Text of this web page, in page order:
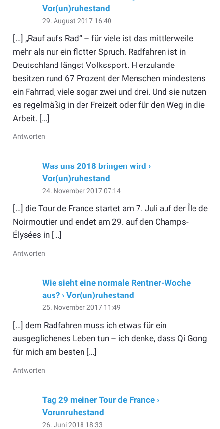
Vor(un)ruhestand
29. August 2017 16:40
[…] „Rauf aufs Rad“ – für viele ist das mittlerweile
mehr als nur ein flotter Spruch. Radfahren ist in
Deutschland längst Volkssport. Hierzulande
besitzen rund 67 Prozent der Menschen mindestens
ein Fahrrad, viele sogar zwei und drei. Und sie nutzen
es regelmäßig in der Freizeit oder für den Weg in die
Arbeit. […]
Antworten
Was uns 2018 bringen wird ›
Vor(un)ruhestand
24. November 2017 07:14
[…] die Tour de France startet am 7. Juli auf der Île de
Noirmoutier und endet am 29. auf den Champs-
Élysées in […]
Antworten
Wie sieht eine normale Rentner-Woche
aus? › Vor(un)ruhestand
25. November 2017 11:49
[…] dem Radfahren muss ich etwas für ein
ausgeglichenes Leben tun – ich denke, dass Qi Gong
für mich am besten […]
Antworten
Tag 29 meiner Tour de France ›
Vorunruhestand
26. Juni 2018 18:33